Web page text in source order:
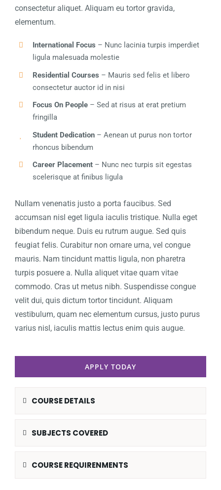
consectetur aliquet. Aliquam eu tortor gravida,
elementum.
International Focus – Nunc lacinia turpis imperdiet
ligula malesuada molestie
Residential Courses – Mauris sed felis et libero
consectetur auctor id in nisi
Focus On People – Sed at risus at erat pretium
fringilla
Student Dedication – Aenean ut purus non tortor
rhoncus bibendum
Career Placement – Nunc nec turpis sit egestas
scelerisque at finibus ligula
Nullam venenatis justo a porta faucibus. Sed
accumsan nisl eget ligula iaculis tristique. Nulla eget
bibendum neque. Duis eu rutrum augue. Sed quis
feugiat felis. Curabitur non ornare urna, vel congue
mauris. Nam tincidunt mattis ligula, non pharetra
turpis posuere a. Nulla aliquet vitae quam vitae
commodo. Cras ut metus nibh. Suspendisse congue
velit dui, quis dictum tortor tincidunt. Aliquam
vestibulum, quam nec elementum cursus, justo purus
varius nisl, iaculis mattis lectus enim quis augue.
APPLY TODAY
COURSE DETAILS
SUBJECTS COVERED
COURSE REQUIRENMENTS